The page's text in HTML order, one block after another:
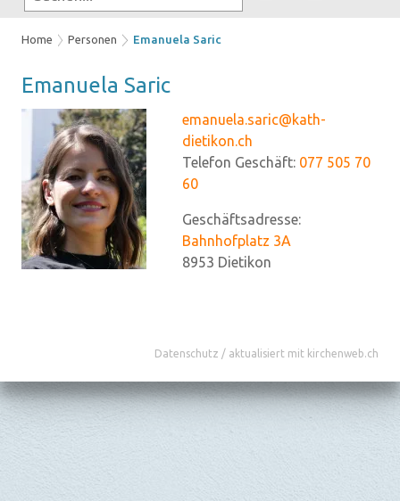
Home Personen Emanuela Saric
Ema­nue­la Saric
emanuela.saric@kath-
dietikon.ch
Telefon Geschäft: 077 505 70
60
Geschäftsadresse:
Bahnhofplatz 3A
8953 Dietikon
Datenschutz / aktualisiert mit kirchenweb.ch